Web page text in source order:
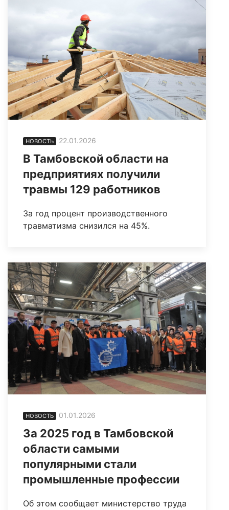
НОВОСТЬ 22.01.2026
В Тамбовской области на
предприятиях получили
травмы 129 работников
За год процент производственного
травматизма снизился на 45%.
НОВОСТЬ 01.01.2026
За 2025 год в Тамбовской
области самыми
популярными стали
промышленные профессии
Об этом сообщает министерство труда